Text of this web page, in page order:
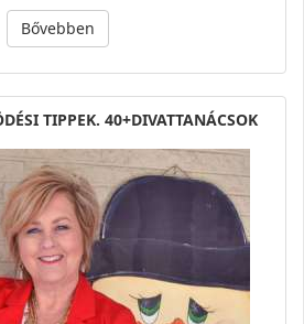
Bővebben
TIPPEK. 40+DIVATTANÁCSOK